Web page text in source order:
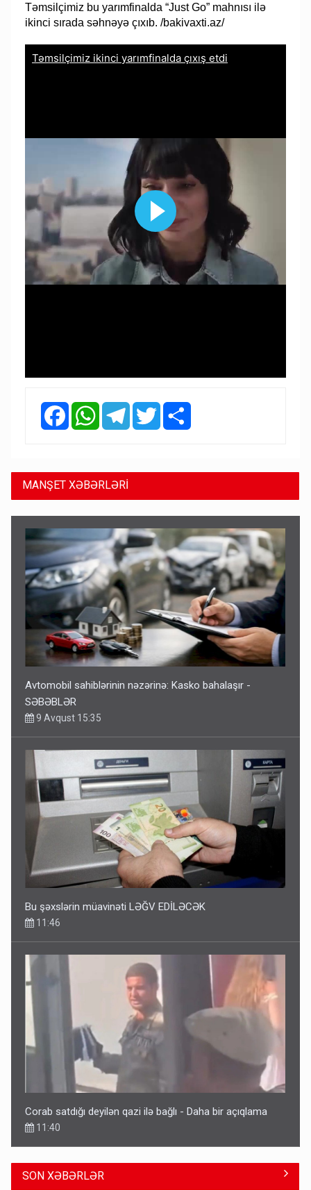
Təmsilçimiz bu yarımfinalda “Just Go” mahnısı ilə
ikinci sırada səhnəyə çıxıb. /bakivaxti.az/
FacebookWhatsAppTelegramTwitter
MANŞET XƏBƏRLƏRİ
Avtomobil sahiblərinin nəzərinə: Kasko bahalaşır -
SƏBƏBLƏR
9 Avqust 15:35
Bu şəxslərin müavinəti LƏĞV EDİLƏCƏK
11:46
Corab satdığı deyilən qazi ilə bağlı - Daha bir açıqlama
11:40
SON XƏBƏRLƏR